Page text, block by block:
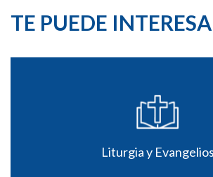
TE PUEDE
Liturgia y Evangelios